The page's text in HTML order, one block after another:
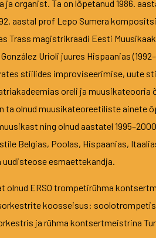
ja organist. Ta on lõpetanud 1986.
aastal prof Lepo Sumera
Trass magistrikraadi Eesti
Urioli juures Hispaanias
stiilides improviseerimise, uute
oreli ja
ta olnud muusikateoreetiliste ainete
ning olnud aastatel
Belgias, Poolas, Hispaanias,
esmaettekandja.
olnud ERSO trompetirühma
koosseisus:
ja rühma kontsertmeistrina